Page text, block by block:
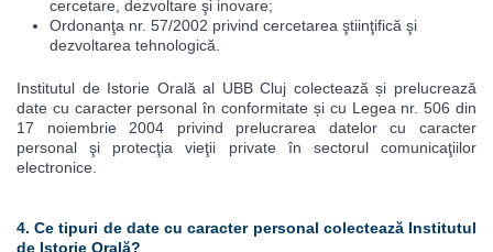
cercetare, dezvoltare şi inovare;
Ordonanţa nr. 57/2002 privind cercetarea ştiinţifică şi
dezvoltarea tehnologică.
Institutul de Istorie Orală al UBB Cluj colectează și prelucrează
date cu caracter personal în conformitate și cu Legea nr. 506 din
17 noiembrie 2004 privind prelucrarea datelor cu caracter
personal şi protecţia vieţii private în sectorul comunicaţiilor
electronice.
4. Ce tipuri de date cu caracter personal colectează Institutul
de Istorie Orală?